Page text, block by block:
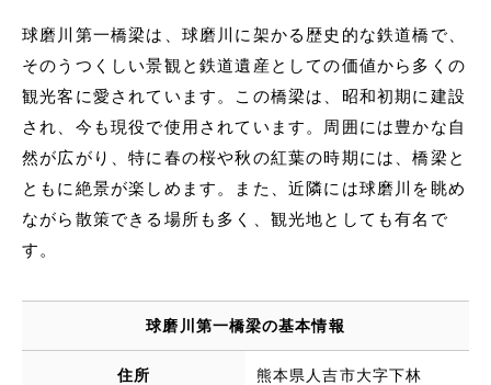
球磨川第一橋梁は、球磨川に架かる歴史的な鉄道橋で、
そのうつくしい景観と鉄道遺産としての価値から多くの
観光客に愛されています。この橋梁は、昭和初期に建設
され、今も現役で使用されています。周囲には豊かな自
然が広がり、特に春の桜や秋の紅葉の時期には、橋梁と
ともに絶景が楽しめます。また、近隣には球磨川を眺め
ながら散策できる場所も多く、観光地としても有名で
す。
球磨川第一橋梁の基本情報
住所 熊本県人吉市大字下林